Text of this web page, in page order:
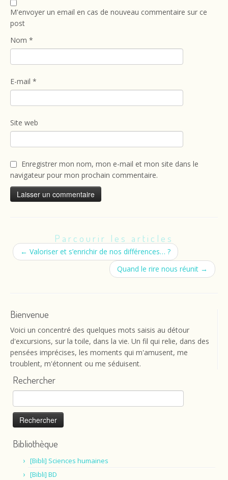
M'envoyer un email en cas de nouveau commentaire sur ce
post
Nom *
E-mail *
Site web
Enregistrer mon nom, mon e-mail et mon site dans le
navigateur pour mon prochain commentaire.
Parcourir les articles
← Valoriser et s’enrichir de nos différences… ?
Quand le rire nous réunit →
Bienvenue
Voici un concentré des quelques mots saisis au détour
d'excursions, sur la toile, dans la vie. Un fil qui relie, dans des
pensées imprécises, les moments qui m'amusent, me
troublent, m'étonnent ou me séduisent.
Rechercher
Rechercher :
Bibliothèque
[Bibli] Sciences humaines
[Bibli] BD